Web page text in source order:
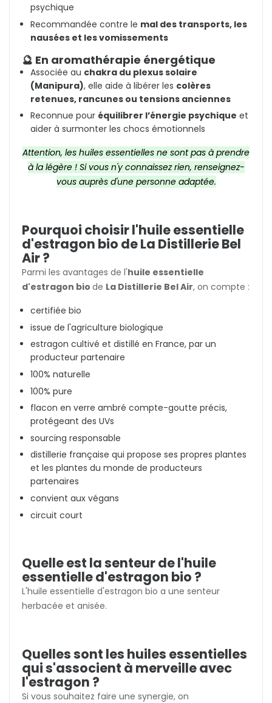
psychique
Recommandée contre le mal des transports, les
nausées et les vomissements
🔮 En aromathérapie énergétique
Associée au chakra du plexus solaire
(Manipura), elle aide à libérer les colères
retenues, rancunes ou tensions anciennes
Reconnue pour équilibrer l’énergie psychique et
aider à surmonter les chocs émotionnels
Attention, les huiles essentielles ne sont pas à prendre
à la légère ! Si vous n'y connaissez rien, renseignez-
vous auprès d'une personne adaptée.
Pourquoi choisir l'huile essentielle
d'estragon bio de La Distillerie Bel
Air ?
Parmi les avantages de l'huile essentielle
d'estragon bio de La Distillerie Bel Air, on compte :
certifiée bio
issue de l'agriculture biologique
estragon cultivé et distillé en France, par un
producteur partenaire
100% naturelle
100% pure
flacon en verre ambré compte-goutte précis,
protégeant des UVs
sourcing responsable
distillerie française qui propose ses propres plantes
et les plantes du monde de producteurs
partenaires
convient aux végans
circuit court
Quelle est la senteur de l'huile
essentielle d'estragon bio ?
L'huile essentielle d'estragon bio a une senteur
herbacée et anisée.
Quelles sont les huiles essentielles
qui s'associent à merveille avec
l'estragon ?
Si vous souhaitez faire une synergie, on